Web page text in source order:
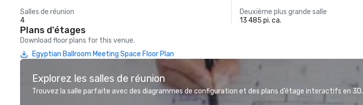
Salles de réunion
4
Deuxième plus grande salle
13 485 pi. ca.
Plans d'étages
Download floor plans for this venue.
Egyptian Ballroom Meeting Space Floor Plan
Explorez les salles de réunion
Trouvez la salle parfaite avec des diagrammes de configuration et des plans d’étage interactifs en 3D.